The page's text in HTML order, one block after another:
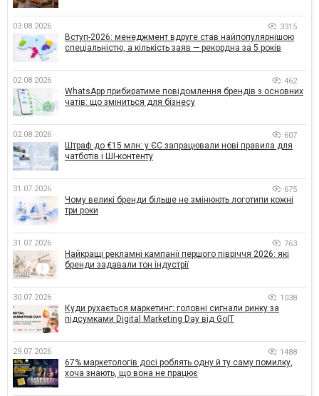
03.08.2026 3315
Вступ-2026: менеджмент вдруге став найпопулярнішою
спеціальністю, а кількість заяв — рекордна за 5 років
02.08.2026 462
WhatsApp прибиратиме повідомлення брендів з основних
чатів: що зміниться для бізнесу
02.08.2026 607
Штраф до €15 млн: у ЄС запрацювали нові правила для
чатботів і ШІ-контенту
31.07.2026 675
Чому великі бренди більше не змінюють логотипи кожні
три роки
31.07.2026 763
Найкращі рекламні кампанії першого півріччя 2026: які
бренди задавали тон індустрії
30.07.2026 1038
Куди рухається маркетинг: головні сигнали ринку за
підсумками Digital Marketing Day від GoIT
29.07.2026 1488
67% маркетологів досі роблять одну й ту саму помилку,
хоча знають, що вона не працює